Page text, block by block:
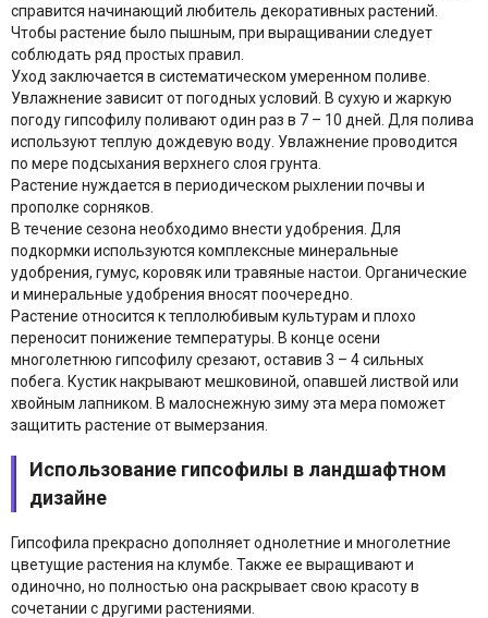
справится начинающий любитель декоративных растений.
Чтобы растение было пышным, при выращивании следует
соблюдать ряд простых правил.
Уход заключается в систематическом умеренном поливе.
Увлажнение зависит от погодных условий. В сухую и жаркую
погоду гипсофилу поливают один раз в 7 – 10 дней. Для полива
используют теплую дождевую воду. Увлажнение проводится
по мере подсыхания верхнего слоя грунта.
Растение нуждается в периодическом рыхлении почвы и
прополке сорняков.
В течение сезона необходимо внести удобрения. Для
подкормки используются комплексные минеральные
удобрения, гумус, коровяк или травяные настои. Органические
и минеральные удобрения вносят поочередно.
Растение относится к теплолюбивым культурам и плохо
переносит понижение температуры. В конце осени
многолетнюю гипсофилу срезают, оставив 3 – 4 сильных
побега. Кустик накрывают мешковиной, опавшей листвой или
хвойным лапником. В малоснежную зиму эта мера поможет
защитить растение от вымерзания.
Использование гипсофилы в ландшафтном
дизайне
Гипсофила прекрасно дополняет однолетние и многолетние
цветущие растения на клумбе. Также ее выращивают и
одиночно, но полностью она раскрывает свою красоту в
сочетании с другими растениями.